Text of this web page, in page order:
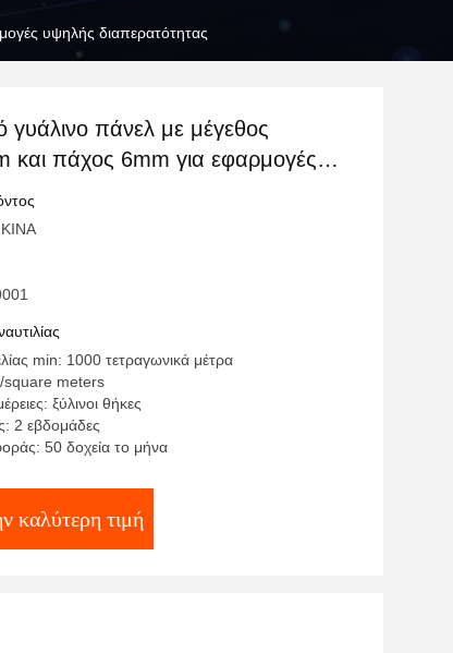
υψηλής διαπερατότητας
πάνελ με μέγεθος
και πάχος 6mm για εφαρμογές
min: 1000 τετραγωνικά μέτρα
square meters
ξύλινοι θήκες
2 εβδομάδες
50 δοχεία το μήνα
καλύτερη τιμή